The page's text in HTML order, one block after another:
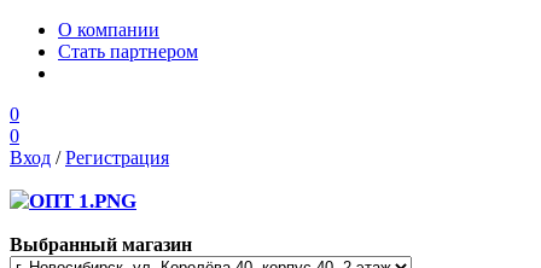
О компании
Стать партнером
0
0
Вход /Регистрация
Выбранный магазин